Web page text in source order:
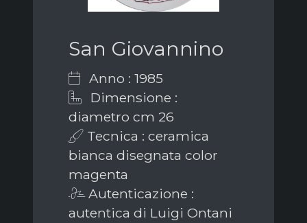
San Giovannino
Anno : 1985
Dimensione :
diametro cm 26
Tecnica : ceramica
bianca disegnata color
magenta
Autenticazione :
autentica di Luigi Ontani